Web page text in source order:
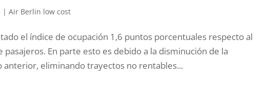
|Air Berlin low cost
el índice de ocupación 1,6 puntos porcentuales respecto al
En parte esto es debido a la disminución de la
anterior, eliminando trayectos no rentables...